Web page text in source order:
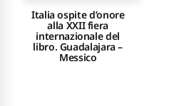
Italia ospite d’onore
alla XXII fiera
internazionale del
libro. Guadalajara –
Messico